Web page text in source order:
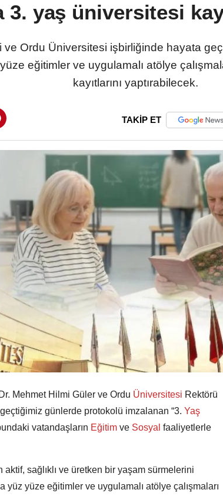
3. yaş üniversitesi
Ordu Üniversitesi işbirliğinde hayata
eğitimler ve uygulamalı atölye
kayıtlarını yaptırabilecek.
TAKİP ET
Mehmet Hilmi Güler ve Ordu Üniversitesi Rektörü
günlerde protokolü imzalanan “3. Yaş
vatandaşların Eğitim ve Sosyal faaliyetlerle
sağlıklı ve üretken bir yaşam sürmelerini
yüz yüze eğitimler ve uygulamalı atölye çalışmaları